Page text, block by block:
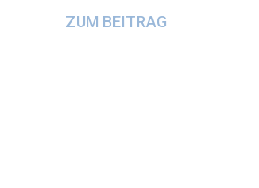
ZUM BEITRAG